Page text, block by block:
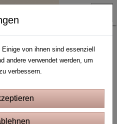
von ihnen sind essenziell
andere verwendet werden, um
verbessern.